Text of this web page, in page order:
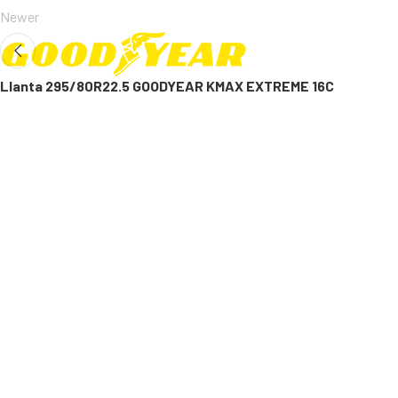
Newer
Llanta 295/80R22.5 GOODYEAR KMAX EXTREME 16C